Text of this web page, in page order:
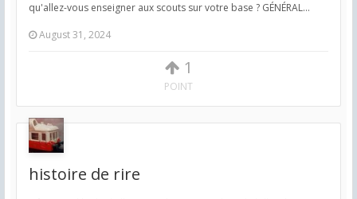
1
POINT
qu'allez-vous enseigner aux scouts sur votre base ? GÉNÉRAL...
August 31, 2024
histoire de rire